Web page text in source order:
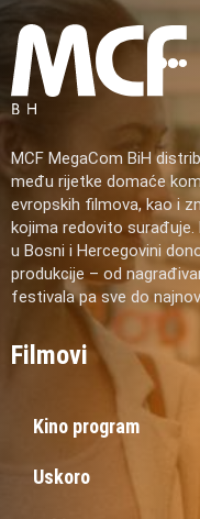
MCF MegaCom BiH
među rijetke domaće
evropskih filmova, kao i
kojima redovito
u Bosni i Hercegovini
produkcije – od
festivala pa sve do
Filmovi
Kino program
Uskoro